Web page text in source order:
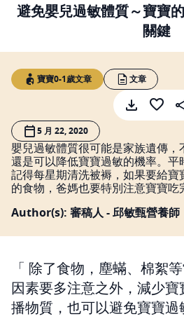
避免嬰兒過敏體質～寶寶
關鍵
寶寶0-1歲文章 文章
5 月 22, 2020
嬰兒過敏體質很可能是家族遺傳
還是可以降低寶寶過敏的機率。
記得每星期清洗被褥，如果要給
的食物，爸媽也要特別注意寶寶吃
Author(s): 審稿人 - 邱敏甄營養師
除了食物，塵蟎、棉絮
因素要多注意之外，減少
播物質，也可以避免寶寶過